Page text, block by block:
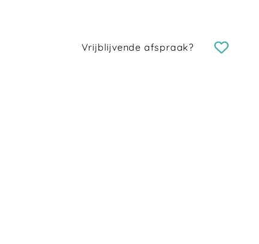
Vrijblijvende afspraak?